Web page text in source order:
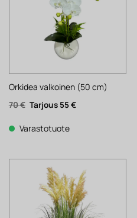
Orkidea valkoinen (50 cm)
70€ Alkuperäinen
hinta
70 €.
55€Nykyinen
Varastotuote